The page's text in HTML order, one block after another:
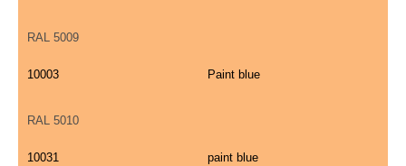
RAL 5009
10003 Paint blue
RAL 5010
10031 paint blue